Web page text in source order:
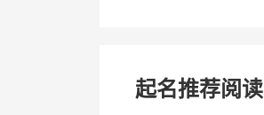
起名推荐阅读